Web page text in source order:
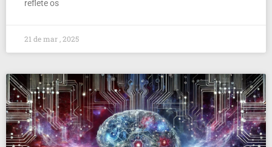
reflete os
21 de mar , 2025